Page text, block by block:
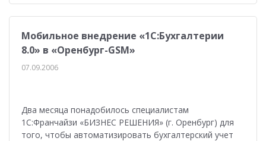
Мобильное внедрение «1С:Бухгалтерии
8.0» в «Оренбург-GSM»
07.09.2006
Два месяца понадобилось специалистам
1С:Франчайзи «БИЗНЕС РЕШЕНИЯ» (г. Оренбург) для
того, чтобы автоматизировать бухгалтерский учет